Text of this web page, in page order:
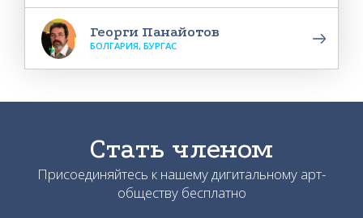
Георги Панайотов
БОЛГАРИЯ, БУРГАС
Стать членом
Присоединяйтесь к нашему дигитальному арт-
обществу бесплатно